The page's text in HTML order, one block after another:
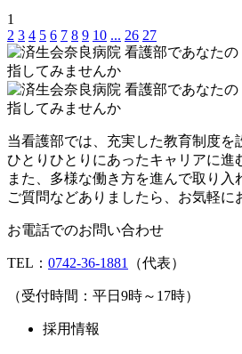
1
2 3 4 5 6 7 8 9 10 ... 26 27
当看護部では、充実した教育制度を
ひとりひとりにあったキャリアに進
また、多様な働き方を進んで取り入
ご質問などありましたら、お気軽に
お電話でのお問い合わせ
TEL： 0742-36-1881 （代表）
（受付時間：平日9時～17時）
採用情報